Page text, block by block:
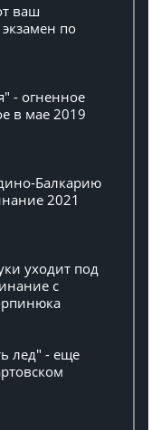
ваш
по
- огненное
в мае 2019
Балкарию
2021
уходит под
с
лед" - еще